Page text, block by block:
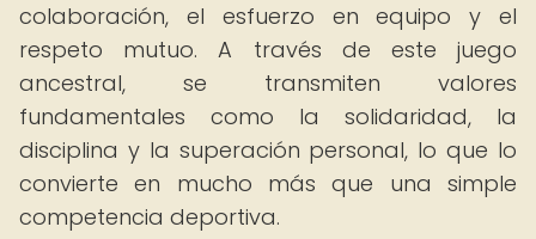
colaboración, el esfuerzo en equipo y el
respeto mutuo. A través de este juego
ancestral, se transmiten valores
fundamentales como la solidaridad, la
disciplina y la superación personal, lo que lo
convierte en mucho más que una simple
competencia deportiva.